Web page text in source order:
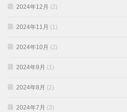
2024年12月 (2)
2024年11月 (1)
2024年10月 (2)
2024年9月 (1)
2024年8月 (2)
2024年7月 (3)